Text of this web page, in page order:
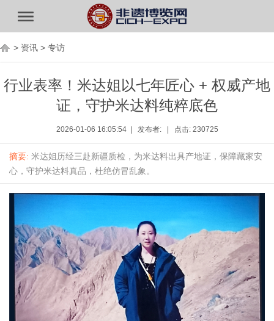
> 资讯 > 专访
行业表率！米达姐以七年匠心 + 权威产地
证，守护米达料纯粹底色
2026-01-06 16:05:54 | 发布者: | 点击: 230725
摘要: 米达姐历经三赴新疆质检，为米达料出具产地证，保障藏家安
心，守护米达料真品，杜绝仿冒乱象。